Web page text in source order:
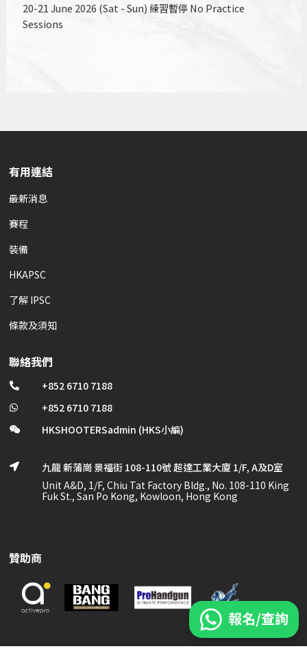
20-21 June 2026 (Sat - Sun) 練習暫停 No Practice
Sessions
有用連結
最新消息
賽程
裝備
HKAPSC
了解 IPSC
條款及須知
聯絡我們
 +852 6710 7188
 +852 6710 7188
 HKSHOOTERSadmin (HKS小編)

九龍 新蒲崗 景福街 108-110號 超達工業大廈 1/F, A及D室
Unit A&D, 1/F, Chiu Tat Factory Bldg., No. 108-110 King
Fuk St., San Po Kong, Kowloon, Hong Kong
贊助商